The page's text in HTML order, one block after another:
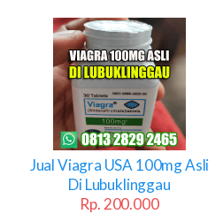
Jual Viagra USA 100mg Asli
Di Lubuklinggau
Rp. 200.000